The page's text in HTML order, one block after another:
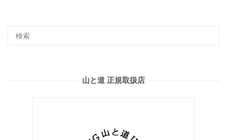
山と道 正規取扱店